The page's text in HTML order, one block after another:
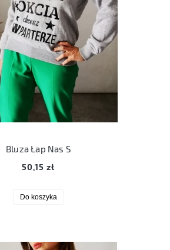
Bluza Łap Nas S
50,15 zł
Do koszyka